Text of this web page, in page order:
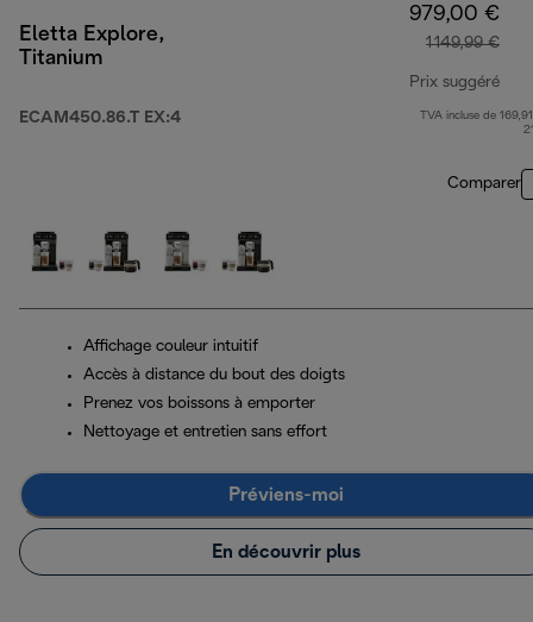
Eletta Explore,
Titanium
ECAM450.86.T EX:4
979,00 €
1 149,99 €
Prix suggéré
TVA incluse de
Comparer
Affichage couleur intuitif
Accès à distance du bout des doigts
Prenez vos boissons à emporter
Nettoyage et entretien sans effort
Préviens-moi
En découvrir plus